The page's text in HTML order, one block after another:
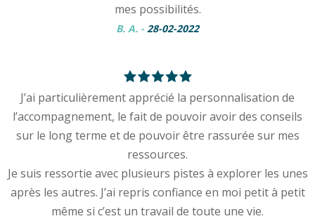
mes possibilités.
B. A. - 28-02-2022
J’ai particulièrement apprécié la personnalisation de
l’accompagnement, le fait de pouvoir avoir des conseils
sur le long terme et de pouvoir être rassurée sur mes
ressources.
Je suis ressortie avec plusieurs pistes à explorer les unes
après les autres. J’ai repris confiance en moi petit à petit
même si c’est un travail de toute une vie.